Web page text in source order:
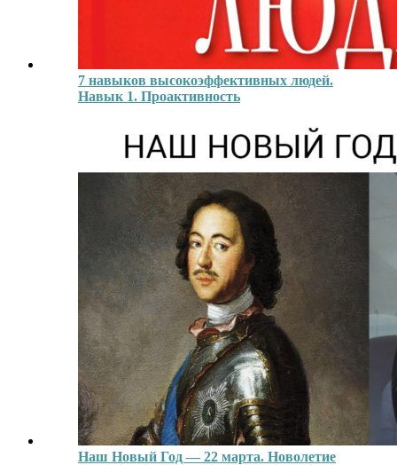
7 навыков высокоэффективных людей.
Навык 1. Проактивность
Наш Новый Год — 22 марта. Новолетие